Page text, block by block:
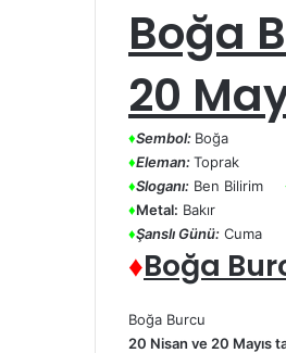
Boğa
20
♦Sembol: Boğa
♦Eleman:Toprak
♦Sloganı: Ben Bilirim
♦Metal: Bakır
♦Şanslı Günü: Cuma
♦Boğa
Boğa Burcu
20 Nisan ve 20 Mayıs